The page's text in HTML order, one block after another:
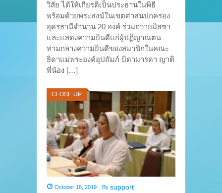
วิสัย ได้ให้เกียรติเป็นประธานในพิธี
พร้อมด้วยพระสงฆ์ในเขตศาสนปกครอง
อุดรธานีจำนวน 20 องค์ ร่วมถวายมิสซา
และแสดงความยินดีแก่ผู้ปฏิญาณตน
ท่ามกลางความยินดีของสมาชิกในคณะ
ธิดาแม่พระองค์อุปถัมภ์ บิดามารดา ญาติ
พี่น้อง […]
CLOSE UP
October 18, 2019 By support